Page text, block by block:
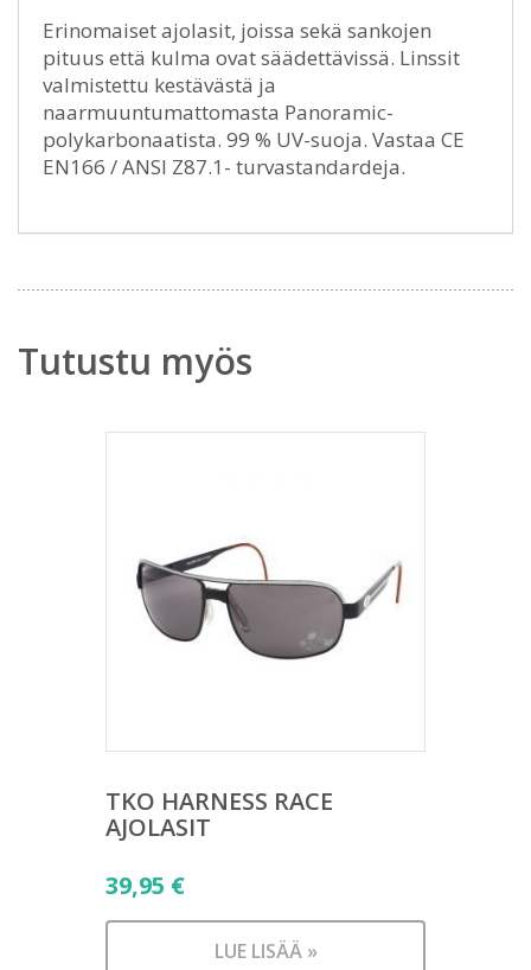
Erinomaiset ajolasit, joissa sekä sankojen
pituus että kulma ovat säädettävissä. Linssit
valmistettu kestävästä ja
naarmuuntumattomasta Panoramic-
polykarbonaatista. 99 % UV-suoja. Vastaa CE
EN166 / ANSI Z87.1- turvastandardeja.
Tutustu myös
TKO HARNESS RACE
AJOLASIT
39,95 €
LUE LISÄÄ »